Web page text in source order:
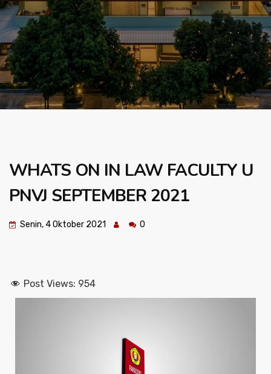
WHATS ON IN LAW FACULTY U
PNVJ SEPTEMBER 2021
Senin, 4 Oktober 2021 0
Post Views: 954